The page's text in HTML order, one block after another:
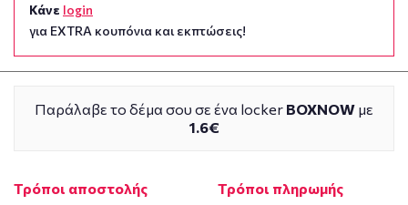
Κάνε login
για EXTRA κουπόνια και εκπτώσεις!
Παράλαβε το δέμα σου σε ένα locker BOXNOW με
1.6€
Τρόποι αποστολής Τρόποι πληρωμής